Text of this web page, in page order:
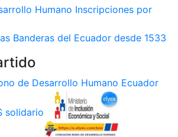
Humano Inscripciones por
Banderas del Ecuador desde 1533
de Desarrollo Humano Ecuador
solidario